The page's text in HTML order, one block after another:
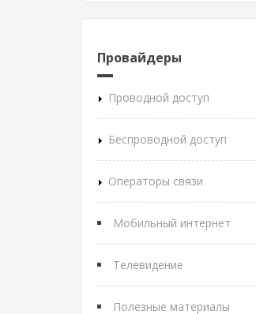
Провайдеры
Проводной доступ
Беспроводной доступ
Операторы связи
Мобильный интернет
Телевидение
Полезные материалы